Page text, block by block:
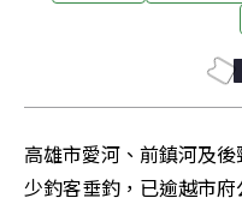
高雄市愛河、前鎮河及
少釣客垂釣，已逾越市